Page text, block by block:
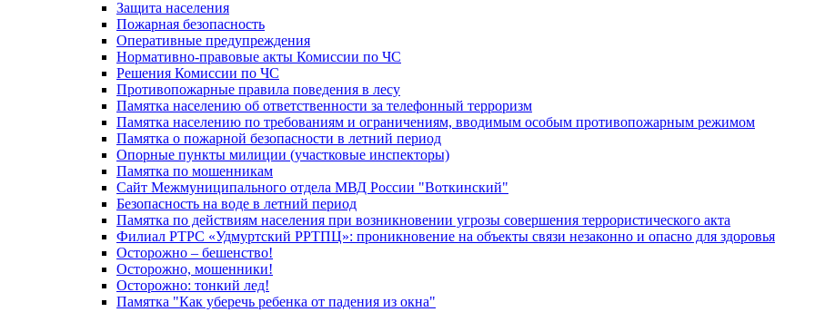
Защита населения
Пожарная безопасность
Оперативные предупреждения
Нормативно-правовые акты Комиссии по ЧС
Решения Комиссии по ЧС
Противопожарные правила поведения в лесу
Памятка населению об ответственности за телефонный терроризм
Памятка населению по требованиям и ограничениям, вводимым особым противопожарным режимом
Памятка о пожарной безопасности в летний период
Опорные пункты милиции (участковые инспекторы)
Памятка по мошенникам
Сайт Межмуниципального отдела МВД России "Воткинский"
Безопасность на воде в летний период
Памятка по действиям населения при возникновении угрозы совершения террористического акта
Филиал РТРС «Удмуртский РРТПЦ»: проникновение на объекты связи незаконно и опасно для здоровья
Осторожно – бешенство!
Осторожно, мошенники!
Осторожно: тонкий лед!
Памятка "Как уберечь ребенка от падения из окна"